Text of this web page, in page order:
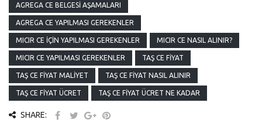
AGREGA CE BELGESI AŞAMALARI
AGREGA CE YAPILMASI GEREKENLER
MICIR CE İÇIN YAPILMASI GEREKENLER MICIR CE NASIL ALINIR?
MICIR CE YAPILMASI GEREKENLER TAŞ CE FIYAT
TAŞ CE FIYAT MALIYET TAŞ CE FIYAT NASIL ALINIR
TAŞ CE FIYAT ÜCRET TAŞ CE FIYAT ÜCRET NE KADAR
SHARE: